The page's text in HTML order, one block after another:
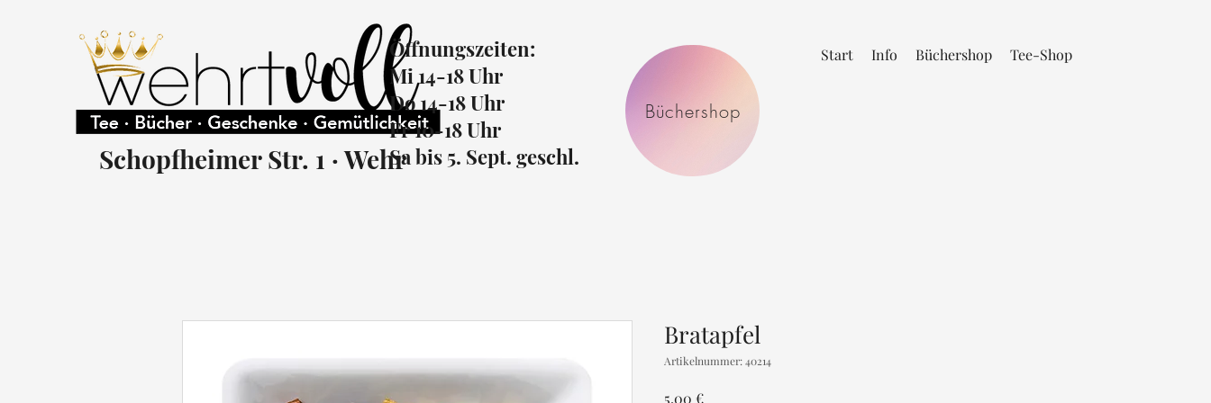
Schopfheimer Str. 1 · Wehr
Büchershop
Start Info Büchershop Tee-Shop
Öffnungszeiten:
Mi 14-18 Uhr
Do 14-18 Uhr
Fr 10-18 Uhr
Sa bis 5. Sept. geschl.
Bratapfel
Artikelnummer: 40214
5,00 €Preis